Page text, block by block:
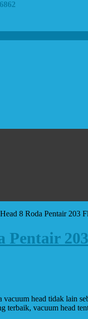
8 Roda Pentair 203
Pentair
vacuum head tidak lain
terbaik, vacuum head